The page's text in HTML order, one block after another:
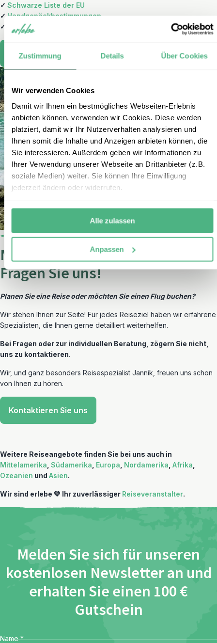
Zustimmung Details Über Cookies
Wir verwenden Cookies
Damit wir Ihnen ein bestmögliches Webseiten-Erlebnis
anbieten können, verwenden wir Cookies. Diese werden
platziert, damit wir Ihr Nutzerverhalten analysieren und
Ihnen somit die Inhalte und Anzeigen anbieten können, die
Sie interessieren. Außerdem geben wir Informationen zu
Ihrer Verwendung unserer Webseite an Drittanbieter (z.B.
soziale Medien) weiter. Sie können Ihre Einwilligung
jederzeit ändern oder widerrufen.
Alle zulassen
Anpassen
✓ Schwarze Liste der EU
✓ Handgepäckbestimmungen
✓
EU-Fluggastrechte
Planen Sie Ihre Reise
Möchten Sie einen Flug buchen?
Fragen Sie uns!
Planen Sie eine Reise oder möchten Sie einen Flug buchen?
Wir stehen Ihnen zur Seite! Für jedes Reiseziel haben wir erfahrene
Spezialisten, die Ihnen gerne detailliert weiterhelfen.
Bei Fragen oder zur individuellen Beratung, zögern Sie nicht,
uns zu kontaktieren.
Wir, und ganz besonders Reisespezialist Jannik, freuen uns schon
von Ihnen zu hören.
Kontaktieren Sie uns
Weitere Reiseangebote finden Sie bei uns auch in
Mittelamerika Südamerika Europa Nordamerika Afrika
Ozeanien und Asien.
Wir sind erlebe 💚 Ihr zuverlässiger Reiseveranstalter.
Melden Sie sich für unseren
kostenlosen Newsletter an und
erhalten Sie einen 100 €
Gutschein
Name *